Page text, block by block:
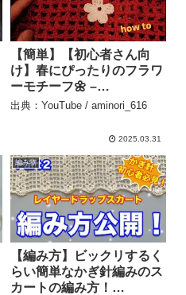
【簡単】【初心者さん向
け】春にぴったりのフラワ
ーモチーフ🌼 –
aminori_616
出典：YouTube / aminori_616
2025.03.31
編み物
【編み方】ビックリするく
らい簡単なかぎ針編みのス
カートの編み方！